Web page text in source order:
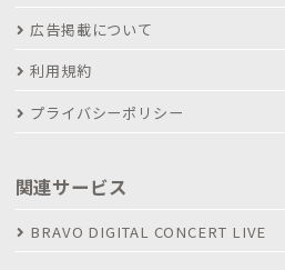
広告掲載について
利用規約
プライバシーポリシー
関連サービス
BRAVO DIGITAL CONCERT LIVE